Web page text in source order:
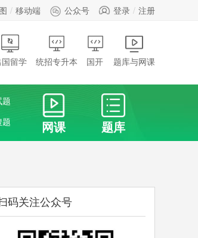
移动端 公众号 登录 注册
国留学 统招专升本 国开 题库与网课
题 网课 题库
码关注公众号